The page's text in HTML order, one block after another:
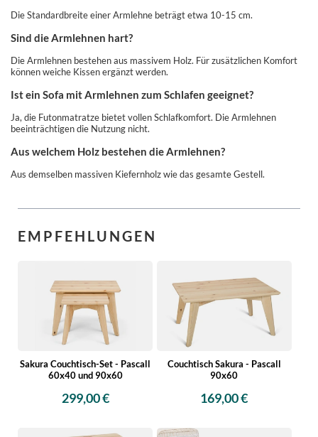
Die Standardbreite einer Armlehne beträgt etwa 10-15 cm.
Sind die Armlehnen hart?
Die Armlehnen bestehen aus massivem Holz. Für zusätzlichen Komfort
können weiche Kissen ergänzt werden.
Ist ein Sofa mit Armlehnen zum Schlafen geeignet?
Ja, die Futonmatratze bietet vollen Schlafkomfort. Die Armlehnen
beeinträchtigen die Nutzung nicht.
Aus welchem Holz bestehen die Armlehnen?
Aus demselben massiven Kiefernholz wie das gesamte Gestell.
EMPFEHLUNGEN
Sakura Couchtisch-Set - Pascall
60x40 und 90x60
299,00 €
Couchtisch Sakura - Pascall
90x60
169,00 €